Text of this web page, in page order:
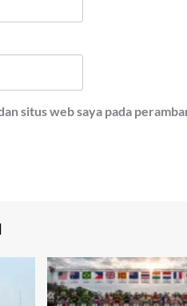
situs web saya pada